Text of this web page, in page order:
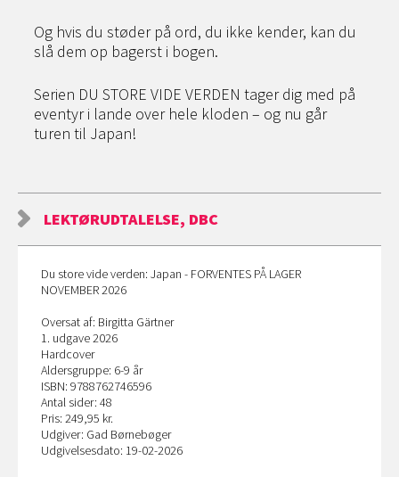
Og hvis du støder på ord, du ikke kender, kan du
slå dem op bagerst i bogen.
Serien DU STORE VIDE VERDEN tager dig med på
eventyr i lande over hele kloden – og nu går
turen til Japan!
LEKTØRUDTALELSE, DBC
Du store vide verden: Japan - FORVENTES PÅ LAGER
NOVEMBER 2026
Oversat af: Birgitta Gärtner
1. udgave 2026
Hardcover
Aldersgruppe: 6-9 år
ISBN: 9788762746596
Antal sider: 48
Pris: 249,95 kr.
Udgiver: Gad Børnebøger
Udgivelsesdato: 19-02-2026